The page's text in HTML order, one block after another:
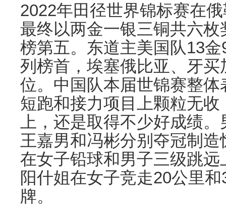
2022年田径世界锦标赛在
最终以两金一银三铜共六
榜第五。东道主美国队13
列榜首，埃塞俄比亚、牙
位。中国队本届世锦赛整
短跑和接力项目上颗粒无
上，还是取得不少好成绩
王嘉男和冯彬分别夺冠制
在女子铅球和男子三级跳
阳什姐在女子竞走20公里
牌。